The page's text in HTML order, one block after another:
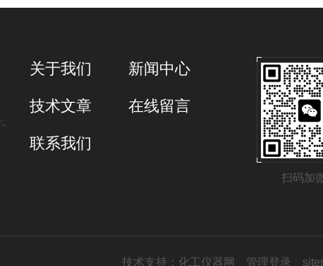
扫码加
关于我们 新闻中心
技术文章 在线留言
联系我们
技术支持： 化工仪器网 管理登录